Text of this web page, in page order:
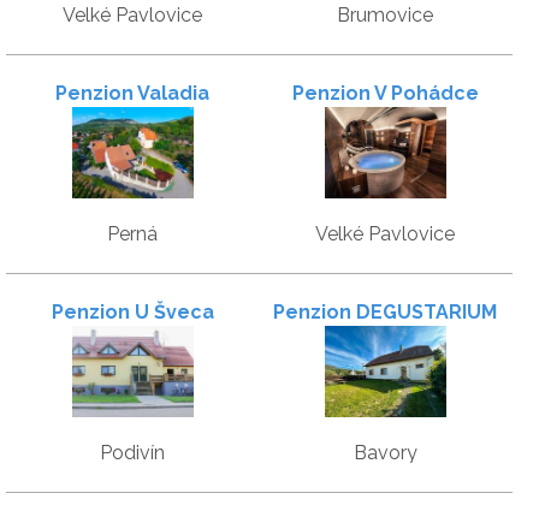
Velké Pavlovice Brumovice
Penzion Valadia
Perná
Penzion V Pohádce
Velké Pavlovice
Penzion U Šveca
Podivín
Penzion DEGUSTARIUM
Bavory